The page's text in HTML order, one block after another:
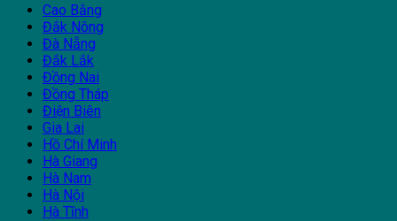
Cao Bằng
Đắk Nông
Đà Nẵng
Đắk Lắk
Đồng Nai
Đồng Tháp
Điện Biên
Gia Lai
Hồ Chí Minh
Hà Giang
Hà Nam
Hà Nội
Hà Tĩnh